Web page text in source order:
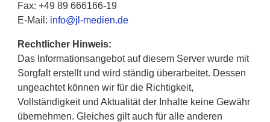
Fax: +49 89 666166-19
E-Mail: info@jl-medien.de
Rechtlicher Hinweis:
Das Informationsangebot auf diesem Server wurde mit
Sorgfalt erstellt und wird ständig überarbeitet. Dessen
ungeachtet können wir für die Richtigkeit,
Vollständigkeit und Aktualität der Inhalte keine Gewähr
übernehmen. Gleiches gilt auch für alle anderen